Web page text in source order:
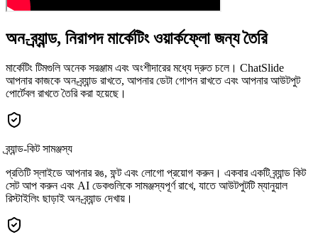
অন-ব্র্যান্ড, নিরাপদ মার্কেটিং ওয়ার্কফ্লো জন্য তৈরি
মার্কেটিং টিমগুলি অনেক সরঞ্জাম এবং অংশীদারের মধ্যে দ্রুত চলে। ChatSlide
আপনার কাজকে অন-ব্র্যান্ড রাখতে, আপনার ডেটা গোপন রাখতে এবং আপনার আউটপুট
পোর্টেবল রাখতে তৈরি করা হয়েছে।
ব্র্যান্ড-কিট সামঞ্জস্য
প্রতিটি স্লাইডে আপনার রঙ, ফন্ট এবং লোগো প্রয়োগ করুন। একবার একটি ব্র্যান্ড কিট
সেট আপ করুন এবং AI ডেকগুলিকে সামঞ্জস্যপূর্ণ রাখে, যাতে আউটপুটটি ম্যানুয়াল
রিস্টাইলিং ছাড়াই অন-ব্র্যান্ড দেখায়।